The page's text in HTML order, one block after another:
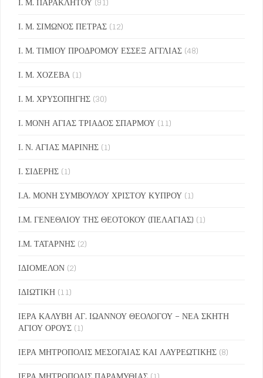
Ι. Μ. ΣΙΜΩΝΟΣ ΠΕΤΡΑΣ (12)
Ι. Μ. ΤΙΜΙΟΥ ΠΡΟΔΡΟΜΟΥ ΕΣΣΕΞ ΑΓΓΛΙΑΣ (48)
Ι. Μ. ΧΟΖΕΒΑ (1)
Ι. Μ. ΧΡΥΣΟΠΗΓΗΣ (30)
Ι. ΜΟΝΗ ΑΓΙΑΣ ΤΡΙΑΔΟΣ ΣΠΑΡΜΟΥ (11)
Ι. Ν. ΑΓΙΑΣ ΜΑΡΙΝΗΣ (1)
Ι. ΣΙΔΕΡΗΣ (1)
Ι.Α. ΜΟΝΗ ΣΥΜΒΟΥΛΟΥ ΧΡΙΣΤΟΥ ΚΥΠΡΟΥ (1)
Ι.Μ. ΓΕΝΕΘΛΙΟΥ ΤΗΣ ΘΕΟΤΟΚΟΥ (ΠΕΛΑΓΙΑΣ) (1)
Ι.Μ. ΤΑΤΑΡΝΗΣ (2)
ΙΔΙΟΜΕΛΟΝ (2)
ΙΔΙΩΤΙΚΗ (11)
ΙΕΡΑ ΚΑΛΥΒΗ ΑΓ. ΙΩΑΝΝΟΥ ΘΕΟΛΟΓΟΥ – ΝΕΑ ΣΚΗΤΗ
ΑΓΙΟΥ ΟΡΟΥΣ (1)
ΙΕΡΑ ΜΗΤΡΟΠΟΛΙΣ ΜΕΣΟΓΑΙΑΣ ΚΑΙ ΛΑΥΡΕΩΤΙΚΗΣ (8)